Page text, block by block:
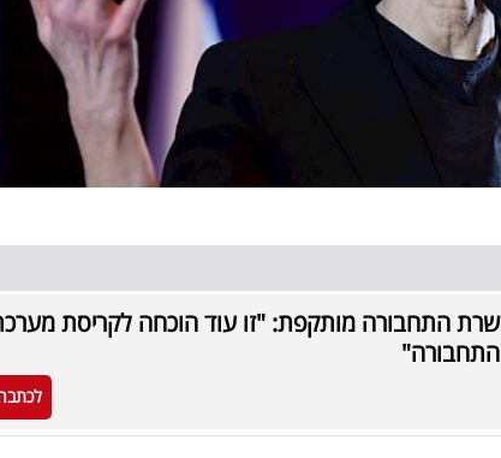
שרת התחבורה מותקפת: "זו עוד הוכחה לקריסת
התחבורה"